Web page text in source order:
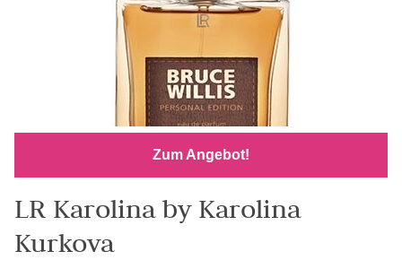
Zum Angebot!
LR Karolina by Karolina
Kurkova